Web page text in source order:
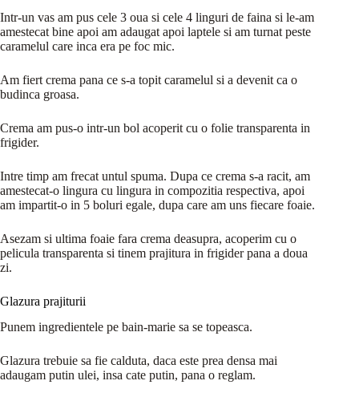
Intr-un vas am pus cele 3 oua si cele 4 linguri de faina si le-am
amestecat bine apoi am adaugat apoi laptele si am turnat peste
caramelul care inca era pe foc mic.
Am fiert crema pana ce s-a topit caramelul si a devenit ca o
budinca groasa.
Crema am pus-o intr-un bol acoperit cu o folie transparenta in
frigider.
Intre timp am frecat untul spuma. Dupa ce crema s-a racit, am
amestecat-o lingura cu lingura in compozitia respectiva, apoi
am impartit-o in 5 boluri egale, dupa care am uns fiecare foaie.
Asezam si ultima foaie fara crema deasupra, acoperim cu o
pelicula transparenta si tinem prajitura in frigider pana a doua
zi.
Glazura prajiturii
Punem ingredientele pe bain-marie sa se topeasca.
Glazura trebuie sa fie calduta, daca este prea densa mai
adaugam putin ulei, insa cate putin, pana o reglam.